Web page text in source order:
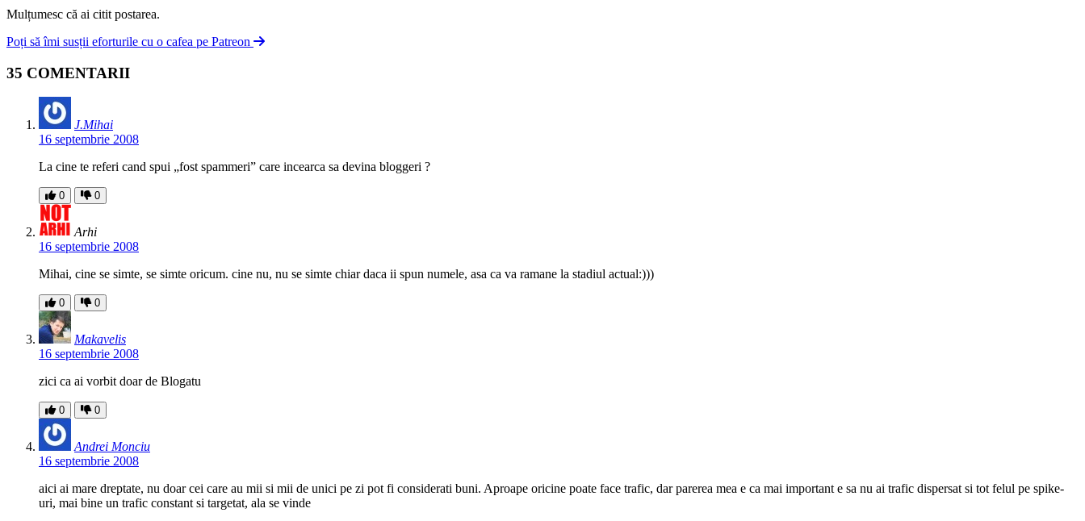
Mulțumesc că ai citit postarea.
Poți să îmi susții eforturile cu o cafea pe Patreon
35 COMENTARII
J.Mihai
16 septembrie 2008
La cine te referi cand spui „fost spammeri” care incearca sa devina bloggeri ?
0 0
Arhi
16 septembrie 2008
Mihai, cine se simte, se simte oricum. cine nu, nu se simte chiar daca ii spun numele, asa ca va ramane la stadiul actual:)))
0 0
Makavelis
16 septembrie 2008
zici ca ai vorbit doar de Blogatu
0 0
Andrei Monciu
16 septembrie 2008
aici ai mare dreptate, nu doar cei care au mii si mii de unici pe zi pot fi considerati buni. Aproape oricine poate face trafic, dar parerea mea e ca mai important e sa nu ai trafic dispersat si tot felul pe spike-
uri, mai bine un trafic constant si targetat, ala se vinde